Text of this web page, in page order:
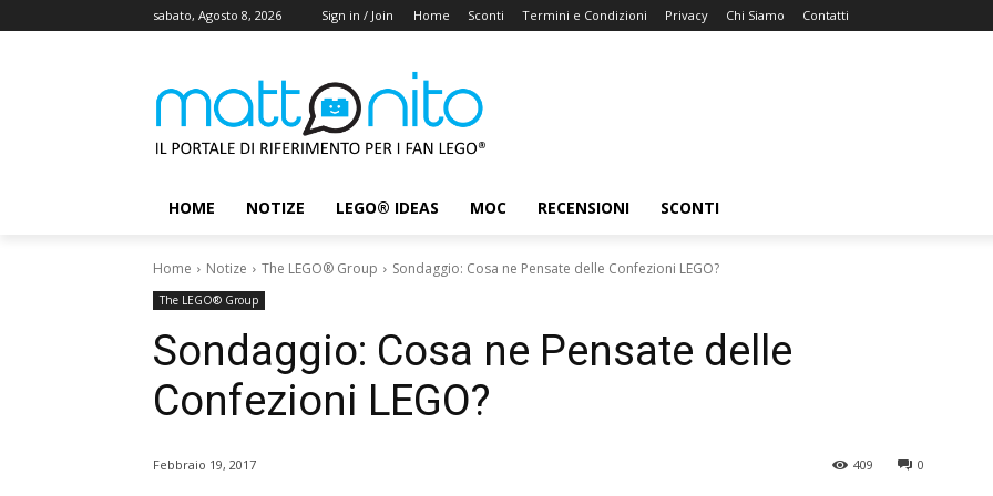
sabato, Agosto 8, 2026 Sign in / Join Home Sconti Termini e Condizioni Privacy Chi Siamo Contatti
HOME NOTIZE LEGO® IDEAS MOC RECENSIONI SCONTI
Home Notize The LEGO® Group Sondaggio: Cosa ne Pensate delle Confezioni LEGO?
The LEGO® Group
Sondaggio: Cosa ne Pensate delle
Confezioni LEGO?
Febbraio 19, 2017 0
409